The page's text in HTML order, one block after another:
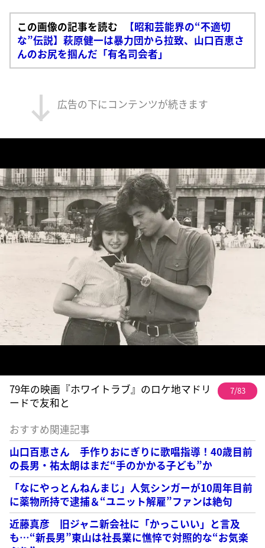
この画像の記事を読む
【昭和芸能界の“不適切
な”伝説】萩原健一は暴力団から拉致、山口百恵さ
んのお尻を掴んだ「有名司会者」
広告の下にコンテンツが続きます
79年の映画『ホワイトラブ』のロケ地マドリ
ードで友和と
7/83
おすすめ関連記事
山口百恵さん 手作りおにぎりに歌唱指導！40歳目前
の長男・祐太朗はまだ“手のかかる子ども”か
「なにやっとんねんまじ」人気シンガーが10周年目前
に薬物所持で逮捕＆“ユニット解雇”ファンは絶句
近藤真彦 旧ジャニ新会社に「かっこいい」と言及
も…“新長男”東山は社長業に憔悴で対照的な“お気楽